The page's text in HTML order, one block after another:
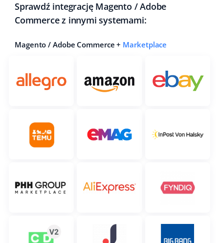
Sprawdź integrację Magento / Adobe
Commerce z innymi systemami:
Magento / Adobe Commerce + Marketplace